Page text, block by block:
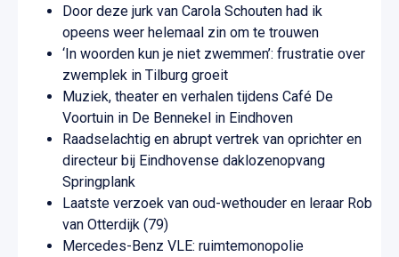
Door deze jurk van Carola Schouten had ik
opeens weer helemaal zin om te trouwen
‘In woorden kun je niet zwemmen’: frustratie over
zwemplek in Tilburg groeit
Muziek, theater en verhalen tijdens Café De
Voortuin in De Bennekel in Eindhoven
Raadselachtig en abrupt vertrek van oprichter en
directeur bij Eindhovense daklozenopvang
Springplank
Laatste verzoek van oud-wethouder en leraar Rob
van Otterdijk (79)
Mercedes-Benz VLE: ruimtemonopolie